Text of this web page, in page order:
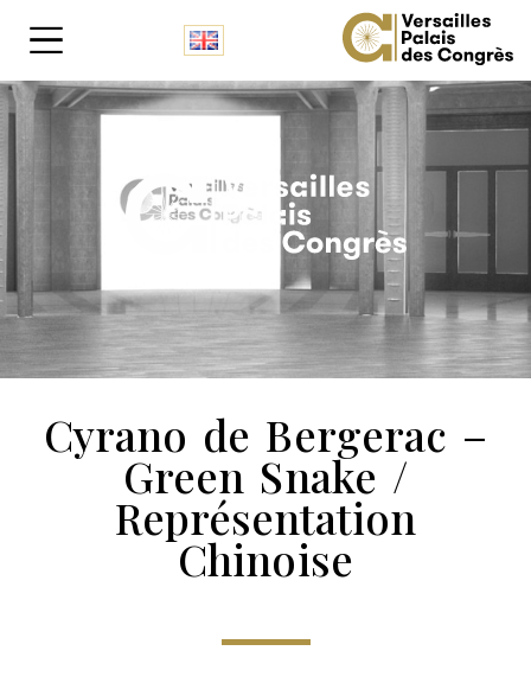
Cyrano de Bergerac –
Green Snake /
Représentation
Chinoise